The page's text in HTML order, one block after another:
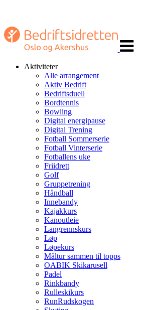
navigasjon
Aktiviteter
Alle arrangement
Aktiv Bedrift
Bedriftsduell
Bordtennis
Bowling
Digital energipause
Digital Trening
Fotball Sommerserie
Fotball Vinterserie
Fotballens uke
Friidrett
Golf
Gruppetrening
Håndball
Innebandy
Kajakkurs
Kanoutleie
Langrennskurs
Løp
Løpekurs
Måltur sammen til topps
OABIK Skikarusell
Padel
Rinkbandy
Rulleskikurs
RunRudskogen